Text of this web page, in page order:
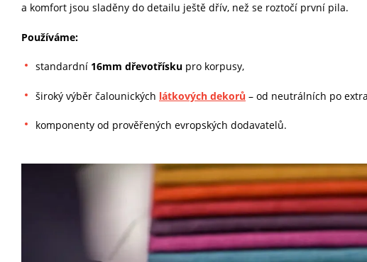
a komfort jsou sladěny do detailu ještě dřív, než se roztočí první pila.
Používáme:
standardní 16mm dřevotřísku pro korpusy,
široký výběr čalounických látkových dekorů – od neutrálních po
komponenty od prověřených evropských dodavatelů.